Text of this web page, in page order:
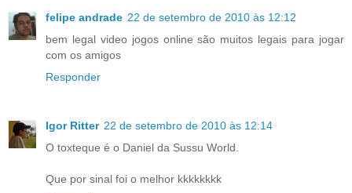
felipe andrade 22 de setembro de 2010 às 12:12
bem legal video jogos online são muitos legais para jogar
com os amigos
Responder
Igor Ritter 22 de setembro de 2010 às 12:14
O toxteque é o Daniel da Sussu World.
Que por sinal foi o melhor kkkkkkkk